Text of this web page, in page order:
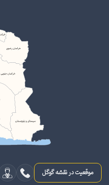
موقعیت در نقشه گوگل